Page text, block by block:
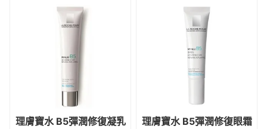
理膚寶水 B5彈潤修復凝乳 理膚寶水 B5彈潤修復眼霜